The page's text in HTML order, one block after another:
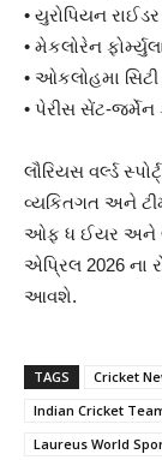
• યુરોપિયન
• મેકલોરેન
• ઓકલોહમા
• પેરીસ સેંટ-
લૌરિયસ વર્લ્ડ
વ્યકિતગત અને
ઓફ ધ ઈયર અને
એપ્રિલ 2026 ના
આવશે.
TAGS Cricket
Indian Cricket
Laureus World